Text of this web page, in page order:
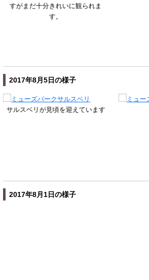
すがまだ十分きれいに観られま
す。
2017年8月5日の様子
サルスベリが見頃を迎えています
2017年8月1日の様子